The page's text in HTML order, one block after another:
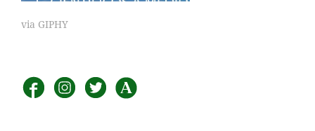
via GIPHY